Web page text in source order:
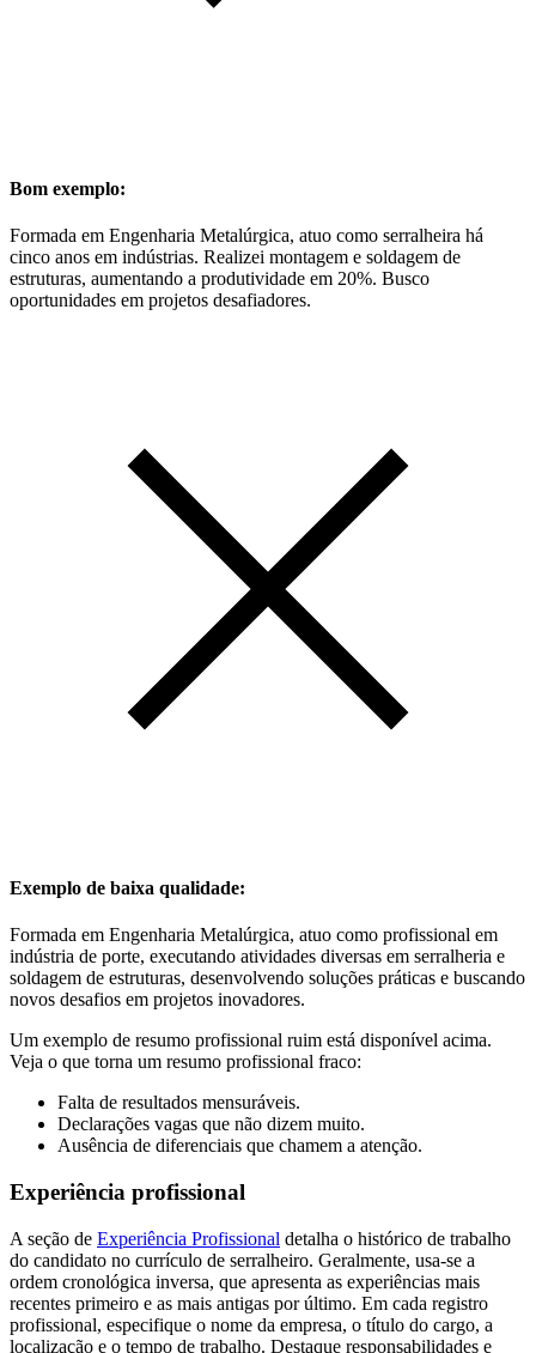
Bom exemplo:
Formada em Engenharia Metalúrgica, atuo como serralheira há
cinco anos em indústrias. Realizei montagem e soldagem de
estruturas, aumentando a produtividade em 20%. Busco
oportunidades em projetos desafiadores.
Exemplo de baixa qualidade:
Formada em Engenharia Metalúrgica, atuo como profissional em
indústria de porte, executando atividades diversas em serralheria e
soldagem de estruturas, desenvolvendo soluções práticas e buscando
novos desafios em projetos inovadores.
Um exemplo de resumo profissional ruim está disponível acima.
Veja o que torna um resumo profissional fraco:
Falta de resultados mensuráveis.
Declarações vagas que não dizem muito.
Ausência de diferenciais que chamem a atenção.
Experiência profissional
A seção de Experiência Profissional detalha o histórico de trabalho
do candidato no currículo de serralheiro. Geralmente, usa-se a
ordem cronológica inversa, que apresenta as experiências mais
recentes primeiro e as mais antigas por último. Em cada registro
profissional, especifique o nome da empresa, o título do cargo, a
localização e o tempo de trabalho. Destaque responsabilidades e